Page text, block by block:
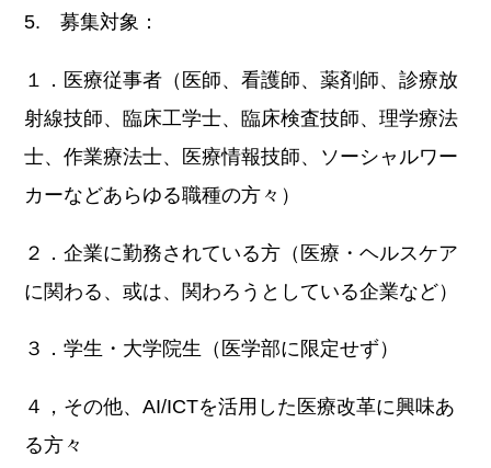
5. 募集対象：
１．医療従事者（医師、看護師、薬剤師、診療放
射線技師、臨床工学士、臨床検査技師、理学療法
士、作業療法士、医療情報技師、ソーシャルワー
カーなどあらゆる職種の方々）
２．企業に勤務されている方（医療・ヘルスケア
に関わる、或は、関わろうとしている企業など）
３．学生・大学院生（医学部に限定せず）
４，その他、AI/ICTを活用した医療改革に興味あ
る方々